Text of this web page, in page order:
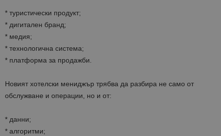
* туристически продукт;
* дигитален бранд;
* медия;
* технологична система;
* платформа за продажби.
Новият хотелски мениджър трябва да разбира не само от
обслужване и операции, но и от:
* данни;
* алгоритми;